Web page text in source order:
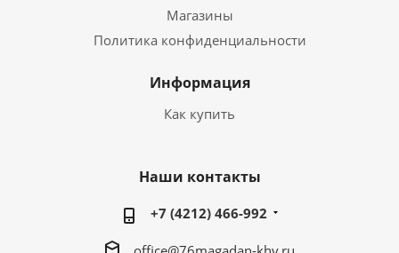
Магазины
Политика конфиденциальности
Информация
Как купить
Наши контакты
+7 (4212) 466-992